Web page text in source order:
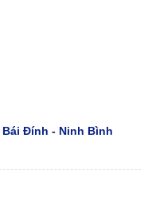
Đính - Ninh Bình